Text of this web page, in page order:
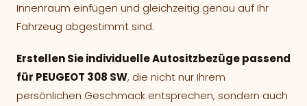
Innenraum einfügen und gleichzeitig genau auf Ihr
Fahrzeug abgestimmt sind.
Erstellen Sie individuelle Autositzbezüge passend
für PEUGEOT 308 SW, die nicht nur Ihrem
persönlichen Geschmack entsprechen, sondern auch